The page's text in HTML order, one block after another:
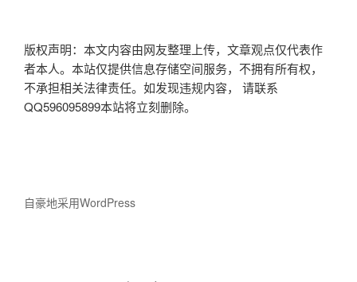
版权声明：本文内容由网友整理上传，文章观点仅代表作
者本人。本站仅提供信息存储空间服务，不拥有所有权，
不承担相关法律责任。如发现违规内容， 请联系
QQ596095899本站将立刻删除。
自豪地采用WordPress